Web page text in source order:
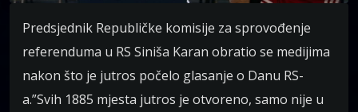
Predsjednik Republičke komisije za sprovođenje
referenduma u RS Siniša Karan obratio se medijima
nakon što je jutros počelo glasanje o Danu RS-
a.”Svih 1885 mjesta jutros je otvoreno, samo nije u